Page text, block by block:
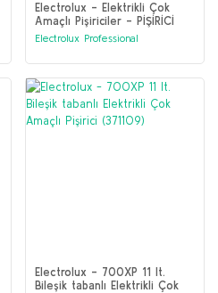
Electrolux - Elektrikli Çok
Amaçlı Pişiriciler - PİŞİRİCİ
BİLEŞİK TABAN 22L (391151)
Electrolux Professional
Electrolux - 700XP 11 lt.
Bileşik tabanlı Elektrikli Çok